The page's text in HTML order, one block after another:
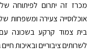
מכרז זה יתרום לפיתוחה של
אוכלוסייה צעירה ומשפחות
בית צמוד קרקע בשכונה
לשרותים ציבוריים ובאיכות